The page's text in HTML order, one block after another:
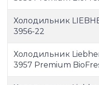
Холодильник
3956-22
Холодильник
3957 Premium